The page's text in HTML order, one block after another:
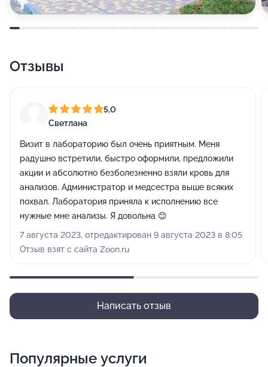
Отзывы
5,0
Светлана
Визит в лабораторию был очень приятным. Меня
радушно встретили, быстро оформили, предложили
акции и абсолютно безболезненно взяли кровь для
анализов. Администратор и медсестра выше всяких
похвал. Лаборатория приняла к исполнению все
нужные мне анализы. Я довольна 😊
7 августа 2023, отредактирован 9 августа 2023 в 8:05
Отзыв взят с сайта Zoon.ru
Написать отзыв
Популярные услуги